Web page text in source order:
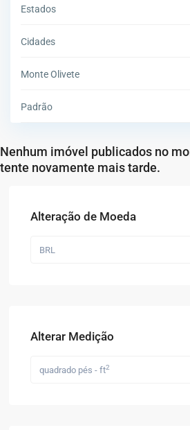
Estados
Cidades
Monte Olivete
Padrão
Nenhum imóvel publicados no
tente novamente mais tarde.
Alteração de Moeda
BRL
Alterar Medição
quadrado pés - ft2